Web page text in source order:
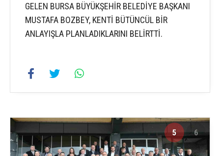
GELEN BURSA BÜYÜKŞEHİR BELEDİYE BAŞKANI
MUSTAFA BOZBEY, KENTİ BÜTÜNCÜL BİR
ANLAYIŞLA PLANLADIKLARINI BELİRTTİ.
5 6